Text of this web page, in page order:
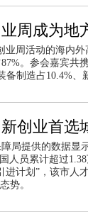
周成为地
业周活动的海内
。参会嘉宾共
备制造占10.4%
创业首选
局提供的数据显
人员累计超过
进计划”，该市人
势。